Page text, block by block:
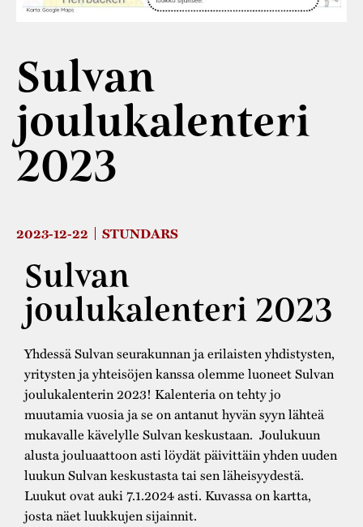
Vaellusreitti
Turvallisuus
Varaa tilat
Museopedagogiikka
YSTÄVÄT
Vuoden Gunnar
Sulvan
joulukalenteri
2023
2023-12-22 STUNDARS
Sulvan
joulukalenteri 2023
Yhdessä Sulvan seurakunnan ja erilaisten yhdistysten,
yritysten ja yhteisöjen kanssa olemme luoneet Sulvan
joulukalenterin 2023! Kalenteria on tehty jo
muutamia vuosia ja se on antanut hyvän syyn lähteä
mukavalle kävelylle Sulvan keskustaan. Joulukuun
alusta jouluaattoon asti löydät päivittäin yhden uuden
luukun Sulvan keskustasta tai sen läheisyydestä.
Luukut ovat auki 7.1.2024 asti. Kuvassa on kartta,
josta näet luukkujen sijainnit.